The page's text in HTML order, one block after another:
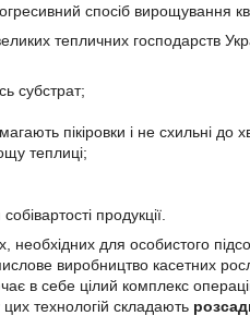
спосіб вирощування
тепличних господарств
субстрат;
пікіровки і не схильні до
теплиці;
продукції.
необхідних для особистого
виробництво касетних
в себе цілий комплекс
технологій складають